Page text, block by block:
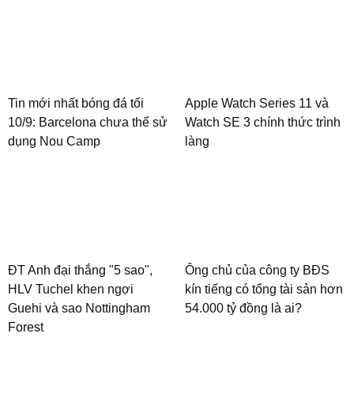
Tin mới nhất bóng đá tối
10/9: Barcelona chưa thể sử
dụng Nou Camp
Apple Watch Series 11 và
Watch SE 3 chính thức trình
làng
ĐT Anh đại thắng "5 sao",
HLV Tuchel khen ngợi
Guehi và sao Nottingham
Forest
Ông chủ của công ty BĐS
kín tiếng có tổng tài sản hơn
54.000 tỷ đồng là ai?